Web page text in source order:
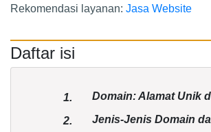
Rekomendasi layanan: Jasa Website
Daftar isi
1. Domain: Alamat Unik
2. Jenis-Jenis Domain